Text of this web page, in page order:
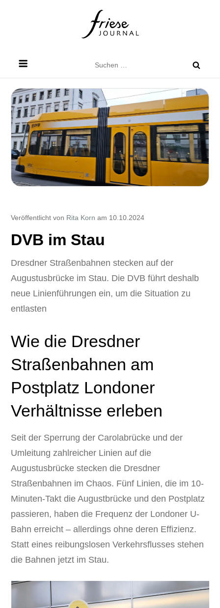
nach:
Veröffentlicht von Rita Korn am 10.10.2024
DVB im Stau
Dresdner Straßenbahnen stecken auf der
Augustusbrücke im Stau. Die DVB führt deshalb
neue Linienführungen ein, um die Situation zu
entlasten
Wie die Dresdner
Straßenbahnen am
Postplatz Londoner
Verhältnisse erleben
Seit der Sperrung der Carolabrücke und der
Umleitung zahlreicher Linien auf die
Augustusbrücke stecken die Dresdner
Straßenbahnen im Chaos. Fünf Linien, die im 10-
Minuten-Takt die Augustbrücke und den Postplatz
passieren, haben die Frequenz der Londoner U-
Bahn erreicht – allerdings ohne deren Effizienz.
Statt eines reibungslosen Verkehrsflusses stehen
die Bahnen jetzt im Stau.